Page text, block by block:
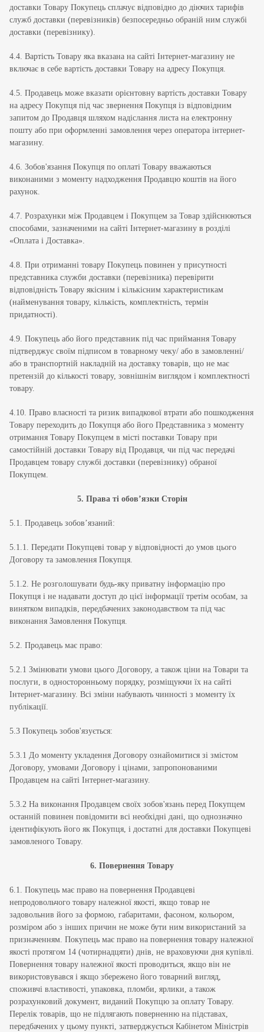
доставки Товару Покупець сплачує відповідно до діючих тарифів
служб доставки (перевізників) безпосередньо обраній ним службі
доставки (перевізнику).
4.4. Вартість Товару яка вказана на сайті Інтернет-магазину не
включає в себе вартість доставки Товару на адресу Покупця.
4.5. Продавець може вказати орієнтовну вартість доставки Товару
на адресу Покупця під час звернення Покупця із відповідним
запитом до Продавця шляхом надіслання листа на електронну
пошту або при оформленні замовлення через оператора інтернет-
магазину.
4.6. Зобов'язання Покупця по оплаті Товару вважаються
виконаними з моменту надходження Продавцю коштів на його
рахунок.
4.7. Розрахунки між Продавцем і Покупцем за Товар здійснюються
способами, зазначеними на сайті Інтернет-магазину в розділі
«Оплата і Доставка».
4.8. При отриманні товару Покупець повинен у присутності
представника служби доставки (перевізника) перевірити
відповідність Товару якісним і кількісним характеристикам
(найменування товару, кількість, комплектність, термін
придатності).
4.9. Покупець або його представник під час приймання Товару
підтверджує своїм підписом в товарному чеку/ або в замовленні/
або в транспортній накладній на доставку товарів, що не має
претензій до кількості товару, зовнішнім виглядом і комплектності
товару.
4.10. Право власності та ризик випадкової втрати або пошкодження
Товару переходить до Покупця або його Представника з моменту
отримання Товару Покупцем в місті поставки Товару при
самостійній доставки Товару від Продавця, чи під час передачі
Продавцем товару службі доставки (перевізнику) обраної
Покупцем.
5. Права ті обов’язки Сторін
5.1. Продавець зобов’язаний:
5.1.1. Передати Покупцеві товар у відповідності до умов цього
Договору та замовлення Покупця.
5.1.2. Не розголошувати будь-яку приватну інформацію про
Покупця і не надавати доступ до цієї інформації третім особам, за
винятком випадків, передбачених законодавством та під час
виконання Замовлення Покупця.
5.2. Продавець має право:
5.2.1 Змінювати умови цього Договору, а також ціни на Товари та
послуги, в односторонньому порядку, розміщуючи їх на сайті
Інтернет-магазину. Всі зміни набувають чинності з моменту їх
публікації.
5.3 Покупець зобов'язується:
5.3.1 До моменту укладення Договору ознайомитися зі змістом
Договору, умовами Договору і цінами, запропонованими
Продавцем на сайті Інтернет-магазину.
5.3.2 На виконання Продавцем своїх зобов'язань перед Покупцем
останній повинен повідомити всі необхідні дані, що однозначно
ідентифікують його як Покупця, і достатні для доставки Покупцеві
замовленого Товару.
6. Повернення Товару
6.1. Покупець має право на повернення Продавцеві
непродовольчого товару належної якості, якщо товар не
задовольнив його за формою, габаритами, фасоном, кольором,
розміром або з інших причин не може бути ним використаний за
призначенням. Покупець має право на повернення товару належної
якості протягом 14 (чотирнадцяти) днів, не враховуючи дня купівлі.
Повернення товару належної якості проводиться, якщо він не
використовувався і якщо збережено його товарний вигляд,
споживчі властивості, упаковка, пломби, ярлики, а також
розрахунковий документ, виданий Покупцю за оплату Товару.
Перелік товарів, що не підлягають поверненню на підставах,
передбачених у цьому пункті, затверджується Кабінетом Міністрів